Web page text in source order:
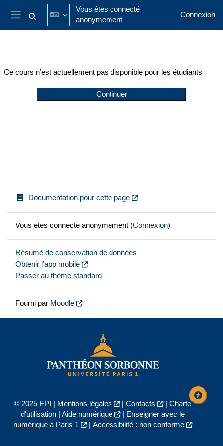
Passer au contenu principal
Panneau latéral
Activer/désactiver la saisie de recherche
Vous êtes connecté
anonymement
Connexion
Ce cours n’est actuellement pas disponible pour les étudiants
Continuer
Documentation pour cette page
Vous êtes connecté anonymement (Connexion)
Résumé de conservation de données
Obtenir l’app mobile
Passer au thème standard
Fourni par Moodle
© 2025 EPI | Mentions légales | Contacts | Charte
d'utilisation| Aide numérique |
Enseigner avec le
numérique à Paris 1
| Accessibilité : non conforme